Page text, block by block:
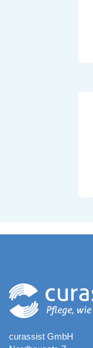
curassist GmbH